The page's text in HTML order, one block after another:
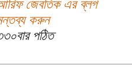
জেবতিক এর ব্লগ
করুন
পঠিত